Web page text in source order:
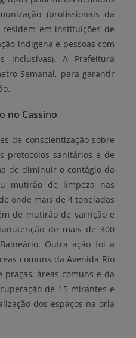
(profissionais da
em instituições de
indígena e pessoas com
inclusivas). A Prefeitura
Semanal, para garantir
no Cassino
de conscientização sobre
protocolos sanitários e de
de diminuir o contágio da
mutirão de limpeza nas
onde mais de 4 toneladas
de mutirão de varrição e
de mais de 300
Outra ação foi a
comuns da Avenida Rio
áreas comuns e da
de 15 mirantes e
dos espaços na orla